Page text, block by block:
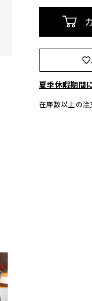
夏季休暇期間
在庫数以上の